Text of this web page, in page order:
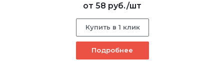
от 58 руб./шт
Купить в 1 клик
Подробнее